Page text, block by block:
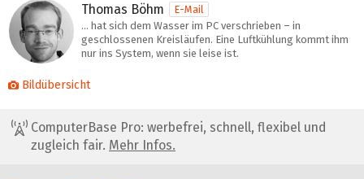
Thomas Böhm
E-Mail
… hat sich dem Wasser im PC verschrieben – in
geschlossenen Kreisläufen. Eine Luftkühlung kommt ihm
nur ins System, wenn sie leise ist.
Bildübersicht
ComputerBase Pro: werbefrei, schnell, flexibel und
zugleich fair. Mehr Infos.